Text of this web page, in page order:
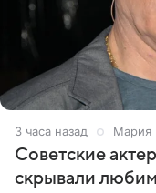
3 часа назад Мария
Советские
скрывали